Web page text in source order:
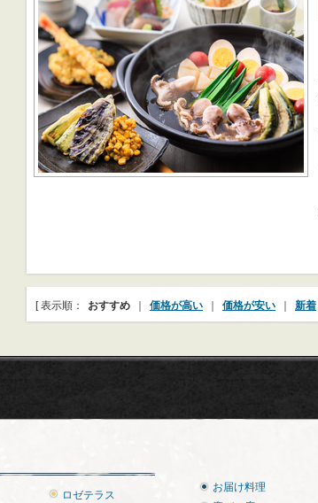
[ 表示順： おすすめ 価格が高い 価格が安い 新着
ロゼテラス
お届け料理